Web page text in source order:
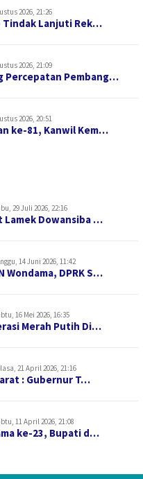
2026, 21:26
Tindak Lanjuti Rek…
2026, 21:09
Percepatan Pembang…
2026, 20:51
ke-81, Kanwil Kem…
29 Juli 2026, 22:16
Lamek Dowansiba …
14 Juni 2026, 11:42
Wondama, DPRK S…
16 Mei 2026, 16:35
Merah Putih Di…
21 April 2026, 21:16
: Gubernur T…
11 April 2026, 21:08
ke-23, Bupati d…